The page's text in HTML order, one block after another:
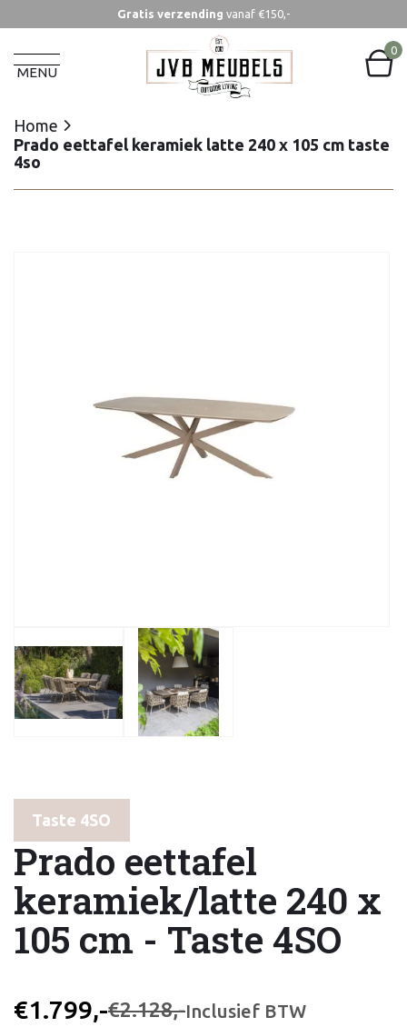
Gratis verzending vanaf €150,-
MENU
0
Home
Prado eettafel keramiek latte 240 x 105 cm taste
4so
Home
Prado eettafel keramiek latte 240 x 105 cm taste
4so
Taste 4SO
Prado eettafel
keramiek/latte 240 x
105 cm - Taste 4SO
€1.799,-€2.128,-Inclusief BTW